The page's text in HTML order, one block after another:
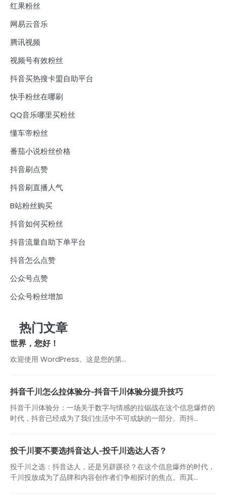
红果粉丝
网易云音乐
腾讯视频
视频号有效粉丝
抖音买热搜卡盟自助平台
快手粉丝在哪刷
QQ音乐哪里买粉丝
懂车帝粉丝
番茄小说粉丝价格
抖音刷点赞
抖音刷直播人气
B站粉丝购买
抖音如何买粉丝
抖音流量自助下单平台
抖音怎么点赞
公众号点赞
公众号粉丝增加
热门文章
世界，您好！
欢迎使用 WordPress。这是您的第…
抖音千川怎么拉体验分-抖音千川体验分提升技巧
抖音千川体验分：一场关于数字与情感的拉锯战在这个信息爆炸的
时代，抖音已经成为了我们生活中不可或缺的一部分。而抖...
投千川要不要选抖音达人-投千川选达人否？
投千川之选：抖音达人，还是另辟蹊径？在这个信息爆炸的时代，
千川投放成为了品牌和内容创作者们争相探讨的焦点。而其...